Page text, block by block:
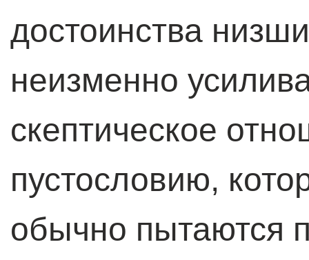
достоинства
неизменно
скептическое
пустословию,
обычно пытаются